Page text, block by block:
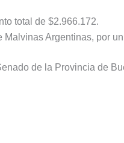
total de $2.966.172.
Argentinas, por
de la Provincia de